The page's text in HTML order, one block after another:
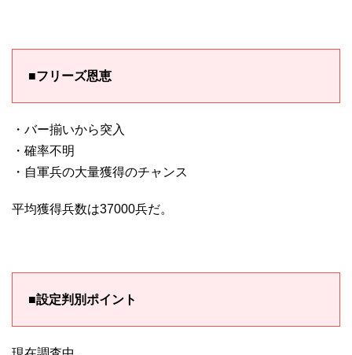
■フリーズ恩恵
・バー揃いから突入
・確率不明
・自軍兵の大量獲得のチャンス
平均獲得兵数は37000兵だ。
■設定判別ポイント